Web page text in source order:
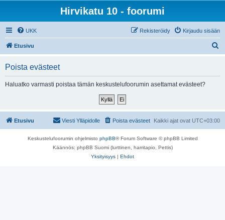
Hirvikatu 10 - foorumi
UKK Kirjaudu sisään
Rekisteröidy
Etusivu
Poista evästeet
Haluatko varmasti poistaa tämän keskustelufoorumin asettamat evästeet?
Etusivu Kaikki ajat ovat UTC+03:00
Poista evästeet
Viesti Ylläpidolle
Keskustelufoorumin ohjelmisto phpBB® Forum Software © phpBB Limited
Käännös: phpBB Suomi (lurttinen, harritapio, Pettis)
Yksityisyys | Ehdot